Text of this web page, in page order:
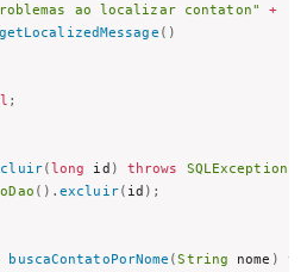
ao localizar contaton"
+
getLocalizedMessage ( )
;
(long id ) throws SQLException
( ) .excluir( id ) ;
buscaContatoPorNome (String nome )